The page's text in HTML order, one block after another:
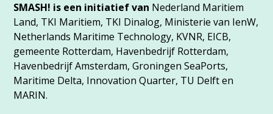
SMASH! is een initiatief van Nederland Maritiem
Land, TKI Maritiem, TKI Dinalog, Ministerie van IenW,
Netherlands Maritime Technology, KVNR, EICB,
gemeente Rotterdam, Havenbedrijf Rotterdam,
Havenbedrijf Amsterdam, Groningen SeaPorts,
Maritime Delta, Innovation Quarter, TU Delft en
MARIN.